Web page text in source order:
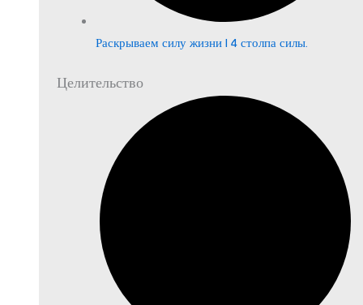
Раскрываем силу жизни | 4 столпа силы.
Целительство